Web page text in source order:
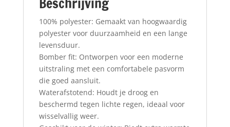
100% polyester: Gemaakt van hoogwaardig
polyester voor duurzaamheid en een lange
levensduur.
Bomber fit: Ontworpen voor een moderne
uitstraling met een comfortabele pasvorm
die goed aansluit.
Waterafstotend: Houdt je droog en
beschermd tegen lichte regen, ideaal voor
wisselvallig weer.